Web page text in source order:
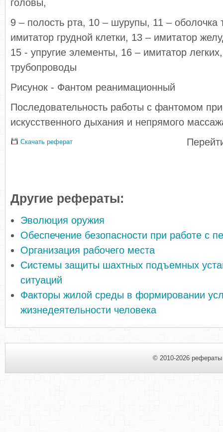
головы,
9 – полость рта, 10 – шурупы, 11 – оболочка
имитатор грудной клетки, 13 – имитатор
15 - упругие элементы, 16 – имитатор
трубопроводы
Рисунок - Фантом реанимационный
Последовательность работы с фантомом
искусственного дыхания и непрямого
Скачать реферат
Другие рефераты:
Эволюция оружия
Обеспечение безопасности при работе с
Организация рабочего места
Системы защиты шахтных подъемных
ситуаций
Факторы жилой среды в формировании
жизнедеятельности человека
© 2010-2026 рефераты